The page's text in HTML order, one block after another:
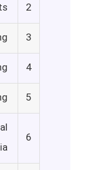
2
3
4
5
6